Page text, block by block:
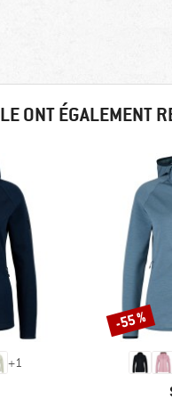
ONT ÉGALEMENT
+1
Remise
-55 %